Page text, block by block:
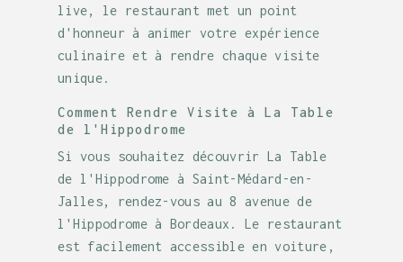
live, le restaurant met un point
d'honneur à animer votre expérience
culinaire et à rendre chaque visite
unique.
Comment Rendre Visite à La Table
de l'Hippodrome
Si vous souhaitez découvrir La Table
de l'Hippodrome à Saint-Médard-en-
Jalles, rendez-vous au 8 avenue de
l'Hippodrome à Bordeaux. Le restaurant
est facilement accessible en voiture,